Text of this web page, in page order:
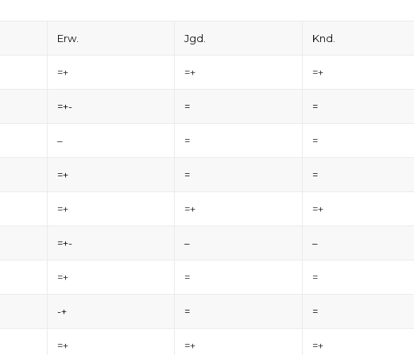
Erw. Jgd. Knd.
=+ =+ =+
=+- = =
– = =
=+ = =
=+ =+ =+
=+- – –
=+ = =
-+ = =
=+ =+ =+